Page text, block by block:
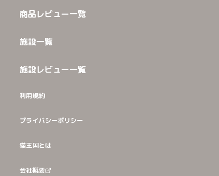
商品レビュー一覧
施設一覧
施設レビュー一覧
利用規約
プライバシーポリシー
猫王国とは
会社概要